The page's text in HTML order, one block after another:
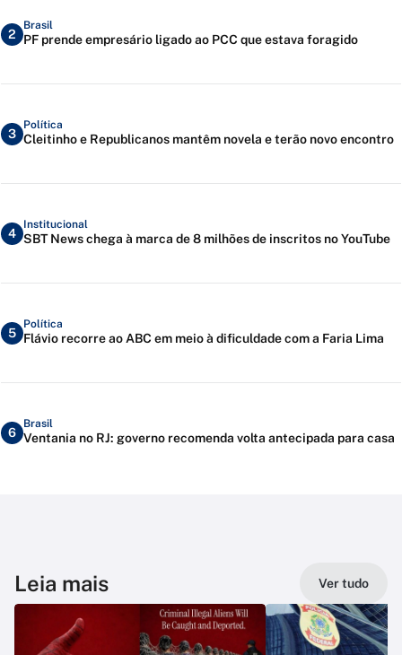
2
Brasil
PF prende empresário ligado ao PCC que estava foragido
3
Política
Cleitinho e Republicanos mantêm novela e terão novo encontro
4
Institucional
SBT News chega à marca de 8 milhões de inscritos no YouTube
5
Política
Flávio recorre ao ABC em meio à dificuldade com a Faria Lima
6
Brasil
Ventania no RJ: governo recomenda volta antecipada para casa
Leia mais Ver tudo